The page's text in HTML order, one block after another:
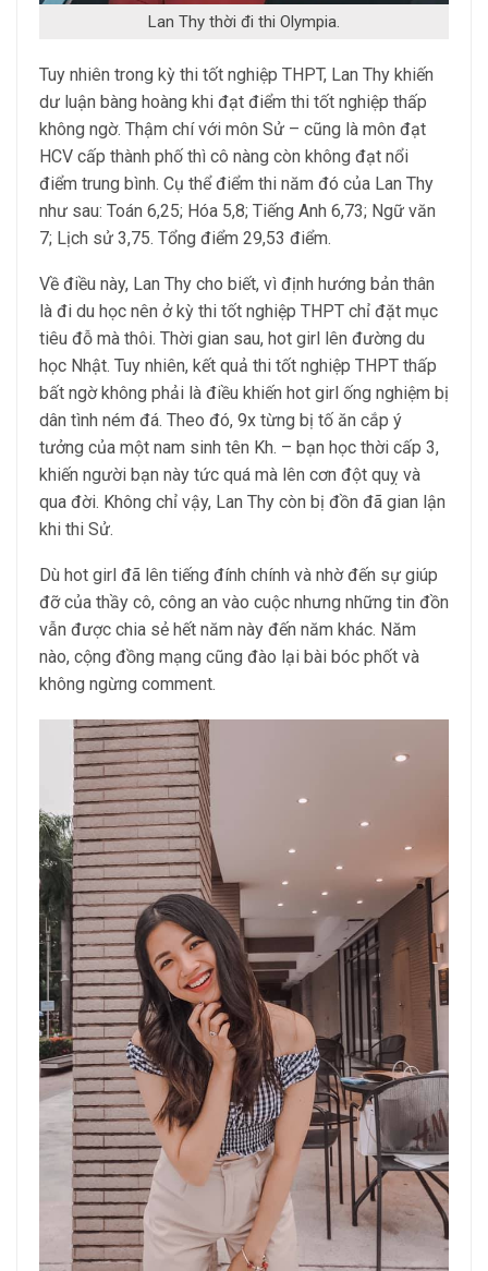
Lan Thy thời đi thi Olympia.
Tuy nhiên trong kỳ thi tốt nghiệp THPT, Lan Thy khiến
dư luận bàng hoàng khi đạt điểm thi tốt nghiệp thấp
không ngờ. Thậm chí với môn Sử – cũng là môn đạt
HCV cấp thành phố thì cô nàng còn không đạt nổi
điểm trung bình. Cụ thể điểm thi năm đó của Lan Thy
như sau: Toán 6,25; Hóa 5,8; Tiếng Anh 6,73; Ngữ văn
7; Lịch sử 3,75. Tổng điểm 29,53 điểm.
Về điều này, Lan Thy cho biết, vì định hướng bản thân
là đi du học nên ở kỳ thi tốt nghiệp THPT chỉ đặt mục
tiêu đỗ mà thôi. Thời gian sau, hot girl lên đường du
học Nhật. Tuy nhiên, kết quả thi tốt nghiệp THPT thấp
bất ngờ không phải là điều khiến hot girl ống nghiệm bị
dân tình ném đá. Theo đó, 9x từng bị tố ăn cắp ý
tưởng của một nam sinh tên Kh. – bạn học thời cấp 3,
khiến người bạn này tức quá mà lên cơn đột quỵ và
qua đời. Không chỉ vậy, Lan Thy còn bị đồn đã gian lận
khi thi Sử.
Dù hot girl đã lên tiếng đính chính và nhờ đến sự giúp
đỡ của thầy cô, công an vào cuộc nhưng những tin đồn
vẫn được chia sẻ hết năm này đến năm khác. Năm
nào, cộng đồng mạng cũng đào lại bài bóc phốt và
không ngừng comment.